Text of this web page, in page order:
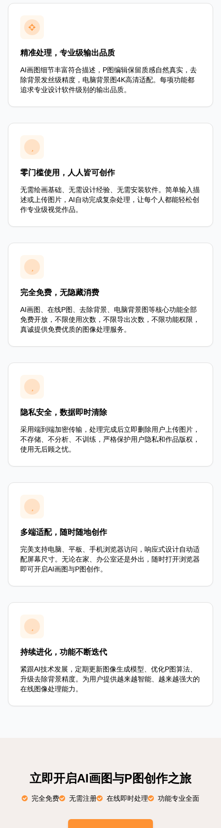
精准处理，专业级输出品质
AI画图细节丰富符合描述，P图编辑保留质感自然真实，去
除背景发丝级精度，电脑背景图4K高清适配。每项功能都
追求专业设计软件级别的输出品质。
零门槛使用，人人皆可创作
无需绘画基础、无需设计经验、无需安装软件。简单输入描
述或上传图片，AI自动完成复杂处理，让每个人都能轻松创
作专业级视觉作品。
完全免费，无隐藏消费
AI画图、在线P图、去除背景、电脑背景图等核心功能全部
免费开放，不限使用次数，不限导出次数，不限功能权限，
真诚提供免费优质的图像处理服务。
隐私安全，数据即时清除
采用端到端加密传输，处理完成后立即删除用户上传图片，
不存储、不分析、不训练，严格保护用户隐私和作品版权，
使用无后顾之忧。
多端适配，随时随地创作
完美支持电脑、平板、手机浏览器访问，响应式设计自动适
配屏幕尺寸。无论在家、办公室还是外出，随时打开浏览器
即可开启AI画图与P图创作。
持续进化，功能不断迭代
紧跟AI技术发展，定期更新图像生成模型、优化P图算法、
升级去除背景精度。为用户提供越来越智能、越来越强大的
在线图像处理能力。
立即开启AI画图与P图创作之旅
完全免费 无需注册 在线即时处理 功能专业全面